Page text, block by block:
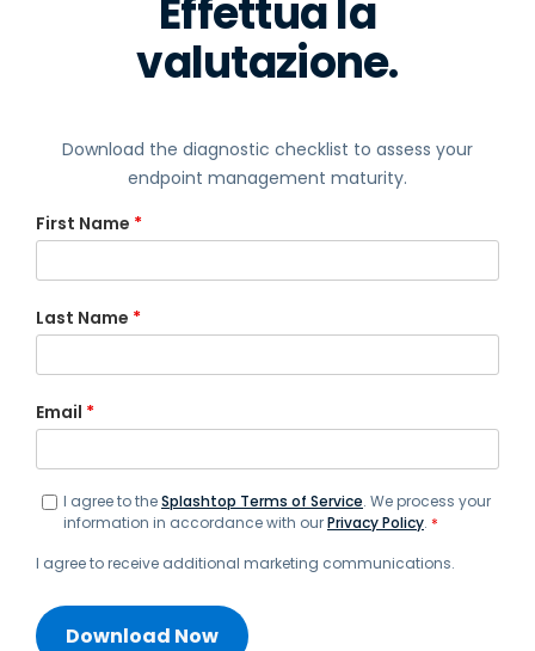
Effettua la
valutazione.
Download the diagnostic checklist to assess your
endpoint management maturity.
First Name *
Last Name *
Email *
I agree to theSplashtop Terms of Service. We process your
information in accordance with ourPrivacy Policy. *
I agree to receive additional marketing communications.